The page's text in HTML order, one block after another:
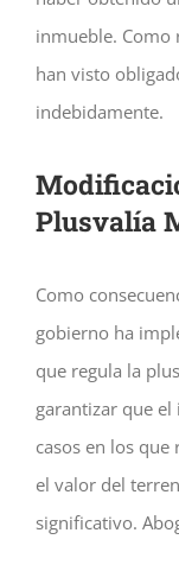
inmueble. Como
han visto
indebidamente.
Plusvalía
Como
gobierno ha
que regula la
garantizar que
casos en los
el valor del
significativo.